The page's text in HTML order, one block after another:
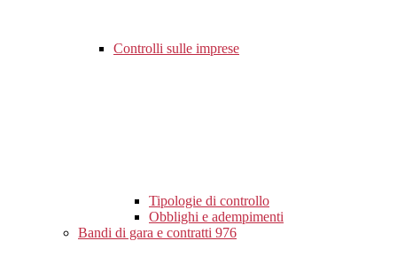
Controlli sulle imprese
Tipologie di controllo
Obblighi e adempimenti
Bandi di gara e contratti 976